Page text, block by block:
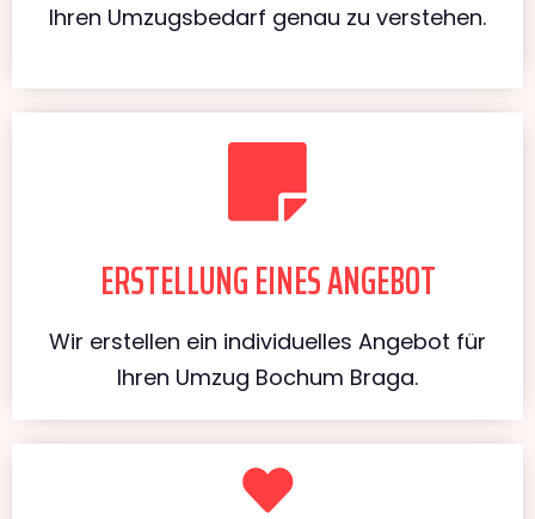
Ihren Umzugsbedarf genau zu verstehen.
ERSTELLUNG EINES ANGEBOT
Wir erstellen ein individuelles Angebot für
Ihren Umzug Bochum Braga.